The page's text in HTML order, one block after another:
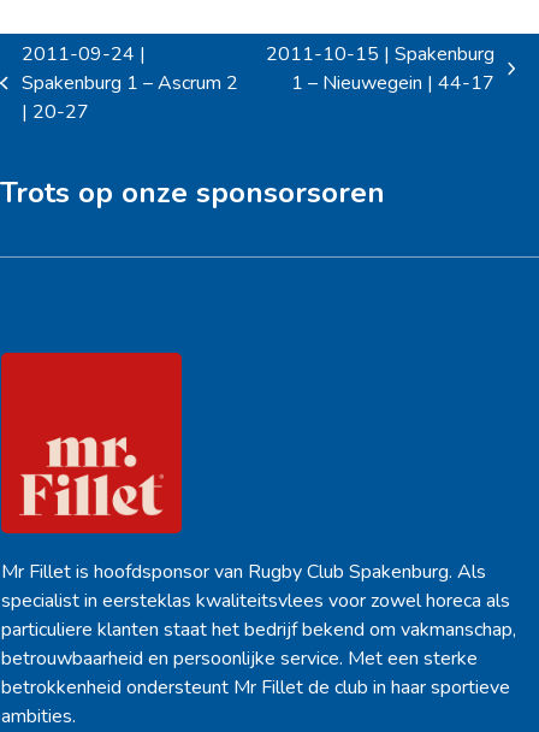
previous
post:
2011-09-24 |
Spakenburg 1 – Ascrum 2
| 20-27
next
2011-10-15 | Spakenburg
1 – Nieuwegein | 44-17
Trots op onze sponsorsoren
Mr Fillet is hoofdsponsor van Rugby Club Spakenburg. Als
specialist in eersteklas kwaliteitsvlees voor zowel horeca als
particuliere klanten staat het bedrijf bekend om vakmanschap,
betrouwbaarheid en persoonlijke service. Met een sterke
betrokkenheid ondersteunt Mr Fillet de club in haar sportieve
ambities.